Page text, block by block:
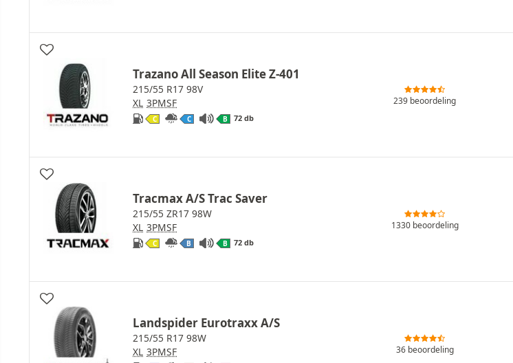
Trazano All Season Elite Z-401
215/55 R17 98V
XL 3PMSF
C C B 72 db
239 beoordeling
Tracmax A/S Trac Saver
215/55 ZR17 98W
XL 3PMSF
C B B 72 db
1330 beoordeling
Landspider Eurotraxx A/S
215/55 R17 98W
XL 3PMSF 36 beoordeling